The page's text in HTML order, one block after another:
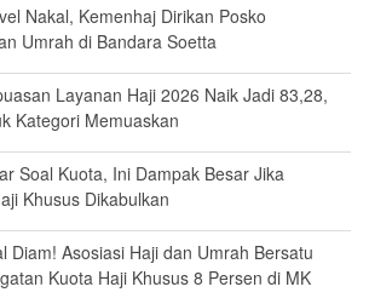
Nakal, Kemenhaj Dirikan Posko
Umrah di Bandara Soetta
Layanan Haji 2026 Naik Jadi 83,28,
Kategori Memuaskan
Soal Kuota, Ini Dampak Besar Jika
Khusus Dikabulkan
Diam! Asosiasi Haji dan Umrah Bersatu
Kuota Haji Khusus 8 Persen di MK